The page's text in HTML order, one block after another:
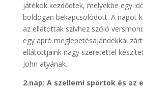
játékok kezdődtek, melyekbe egy
boldogan bekapcsolódott. A napot
az ellátottak szívhez szóló
egy apró meglepetésajándékkal
ellátottjaink nagy szeretettel
John atyának.
2.nap: A szellemi sportok és az